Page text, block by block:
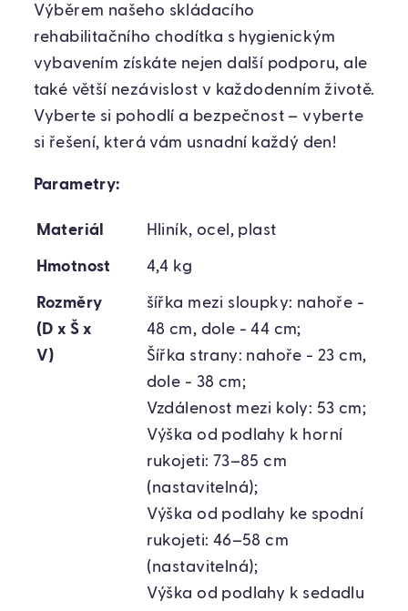
Výběrem našeho skládacího
rehabilitačního chodítka s hygienickým
vybavením získáte nejen další podporu, ale
také větší nezávislost v každodenním životě.
Vyberte si pohodlí a bezpečnost – vyberte
si řešení, která vám usnadní každý den!
Parametry:
Materiál Hliník, ocel, plast
Hmotnost 4,4 kg
Rozměry
(D x Š x
V)
šířka mezi sloupky: nahoře -
48 cm, dole - 44 cm;
Šířka strany: nahoře - 23 cm,
dole - 38 cm;
Vzdálenost mezi koly: 53 cm;
Výška od podlahy k horní
rukojeti: 73–85 cm
(nastavitelná);
Výška od podlahy ke spodní
rukojeti: 46–58 cm
(nastavitelná);
Výška od podlahy k sedadlu